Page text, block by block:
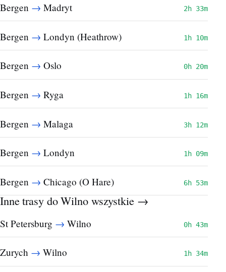
Bergen → Madryt 2h 33m
Bergen → Londyn (Heathrow) 1h 10m
Bergen → Oslo 0h 20m
Bergen → Ryga 1h 16m
Bergen → Malaga 3h 12m
Bergen → Londyn 1h 09m
Bergen → Chicago (O Hare) 6h 53m
Inne trasy do Wilnowszystkie →
St Petersburg → Wilno 0h 43m
Zurych → Wilno 1h 34m